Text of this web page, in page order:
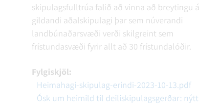
skipulagsfulltrúa falið að vinna að breytingu á
gildandi aðalskipulagi þar sem núverandi
landbúnaðarsvæði verði skilgreint sem
frístundasvæði fyrir allt að 30 frístundalóðir.
Fylgiskjöl:
Heimahagi-skipulag-erindi-2023-10-13.pdf
Ósk um heimild til deiliskipulagsgerðar: nýtt